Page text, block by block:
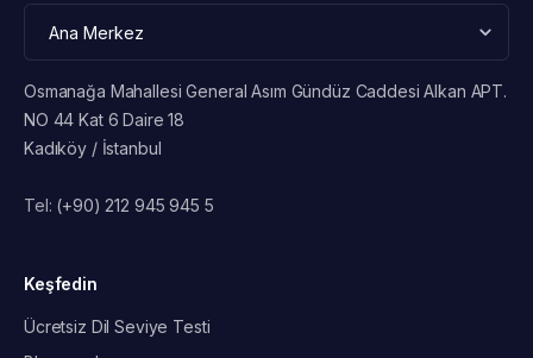
Osmanağa Mahallesi General Asım Gündüz Caddesi Alkan APT.
NO 44 Kat 6 Daire 18
Kadıköy / İstanbul
Tel: (+90) 212 945 945 5
Keşfedin
Ücretsiz Dil Seviye Testi